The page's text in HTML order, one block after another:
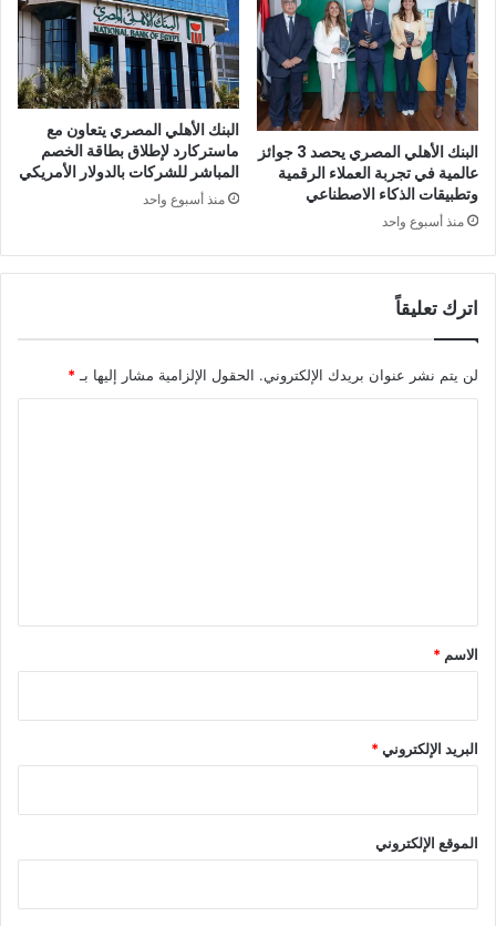
البنك الأهلي المصري يحصد 3 جوائز
عالمية في تجربة العملاء الرقمية
وتطبيقات الذكاء الاصطناعي
منذ أسبوع واحد
البنك الأهلي المصري يتعاون مع
ماستركارد لإطلاق بطاقة الخصم
المباشر للشركات بالدولار الأمريكي
منذ أسبوع واحد
اترك تعليقاً
لن يتم نشر عنوان بريدك الإلكتروني. الحقول الإلزامية مشار إليها بـ *
*
الاسم *
البريد الإلكتروني*
الموقع الإلكتروني